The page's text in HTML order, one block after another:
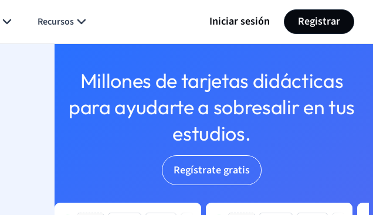
Recursos Iniciar sesión Registrar
Millones de tarjetas didácticas
para ayudarte a sobresalir en tus
estudios.
Regístrate gratis